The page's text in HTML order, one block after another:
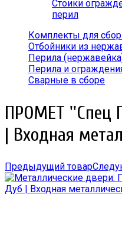
Стоики
перил
Комплекты для
Отбойники из
Перила
Перила и
Сварные в сборе
ПРОМЕТ ''Спец
| Входная
Предыдущий товар